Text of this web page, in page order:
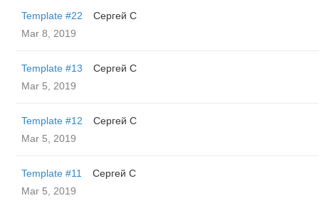
Template #22
Сергей С
Mar 8, 2019
Template #13
Сергей С
Mar 5, 2019
Template #12
Сергей С
Mar 5, 2019
Template #11
Сергей С
Mar 5, 2019